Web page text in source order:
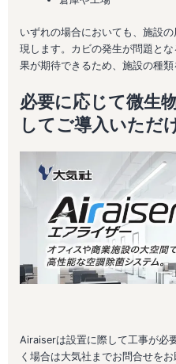
いずれの場合においても、施設
現します。カビの発生が問題と
果が期待できるため、施設の種類
必要に応じて微生
してご導入いただ
Airaiserは設置に際して工事が必
く場合は大気社までお問合せを